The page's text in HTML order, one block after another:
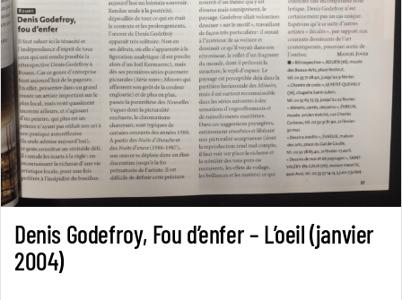
Denis Godefroy, Fou d’enfer – L’oeil (janvier
2004)